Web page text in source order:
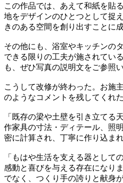
この作品では、あえて和紙を貼
地をデザインのひとつとして捉
きのある空間を創り出すことに成
その他にも、浴室やキッチンの
できる限りの工夫が施されてい
も、ぜひ写真の説明文をご参照
こうして改修が終わった。お施
のようなコメントを残してくれた
「既存の梁や土壁を引き立てる
作家具の寸法・ディテール、照
密に計算され、丁寧に作り込ま
「もはや生活を支える器として
感動と喜びを与える存在になり
でなく、つくり手の誇りと献身